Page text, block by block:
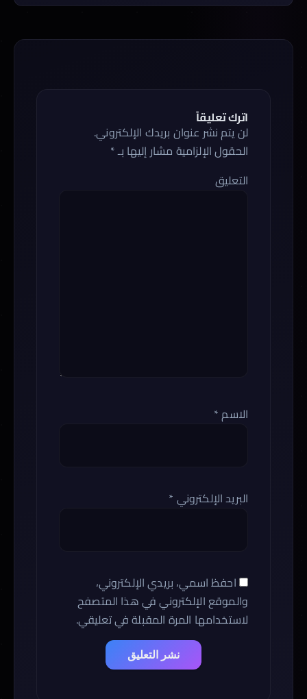
اترك تعليقاً
لن يتم نشر عنوان بريدك الإلكتروني.
الحقول الإلزامية مشار إليها بـ*
التعليق
الاسم*
البريد الإلكتروني *
احفظ اسمي، بريدي الإلكتروني،
والموقع الإلكتروني في هذا المتصفح
لاستخدامها المرة المقبلة في تعليقي.